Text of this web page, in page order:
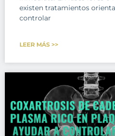
existen tratamientos
controlar
LEER MÁS >>